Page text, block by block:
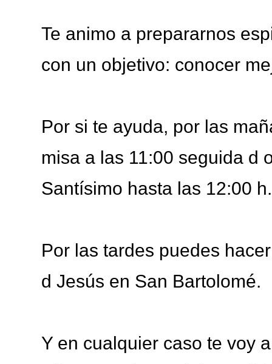
Te animo a prepararnos
con un objetivo: conocer
Por si te ayuda, por las
misa a las 11:00 seguida d
Santísimo hasta las 12:00
Por las tardes puedes
d Jesús en San Bartolomé.
Y en cualquier caso te voy